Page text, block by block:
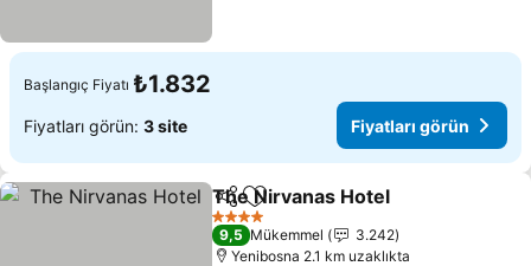
Başlangıç Fiyatı ₺1.832
Fiyatları görün: 3 site Fiyatları görün
PaylaşFavorilerime ekle
The Nirvanas Hotel
4 Yıldız
9,5 Mükemmel
3.242
Yenibosna 2.1 km uzaklıkta